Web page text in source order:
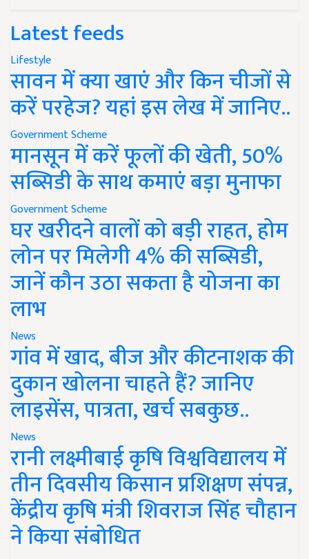
Latest feeds
Lifestyle
सावन में क्या खाएं और किन चीजों से
करें परहेज? यहां इस लेख में जानिए..
Government Scheme
मानसून में करें फूलों की खेती, 50%
सब्सिडी के साथ कमाएं बड़ा मुनाफा
Government Scheme
घर खरीदने वालों को बड़ी राहत, होम
लोन पर मिलेगी 4% की सब्सिडी,
जानें कौन उठा सकता है योजना का
लाभ
News
गांव में खाद, बीज और कीटनाशक की
दुकान खोलना चाहते हैं? जानिए
लाइसेंस, पात्रता, खर्च सबकुछ..
News
रानी लक्ष्मीबाई कृषि विश्वविद्यालय में
तीन दिवसीय किसान प्रशिक्षण संपन्न,
केंद्रीय कृषि मंत्री शिवराज सिंह चौहान
ने किया संबोधित